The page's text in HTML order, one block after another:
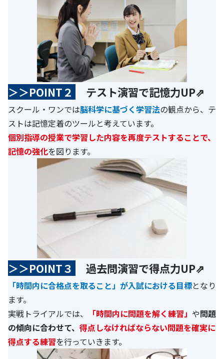
＞＞POINT２ テスト演習で記憶力UP⇗
スクール・ワンでは脳科学に基づく学習法の観点から、テ
ストは記憶定着のツールと考えています。
個別指導の授業で学習した内容を再度テストすることで、
記憶の強化を図ります。
＞＞POINT３ 過去問演習で得点力UP⇗
「時間内に合格点を取ること」が入試における目標となり
ます。
実戦トライアルでは、
「時間内に問題を解く練習」 や問題
の傾向に合わせて、 得点しなければならない問題を確実に
得点する練習を行っていきます。